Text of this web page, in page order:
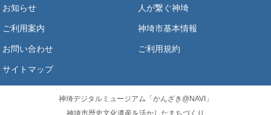
お知らせ 人が繋ぐ神埼
ご利用案内 神埼市基本情報
お問い合わせ ご利用規約
サイトマップ
神埼デジタルミュージアム「かんざき@NAVI」
神埼市歴史文化遺産を活かしたまちづくり